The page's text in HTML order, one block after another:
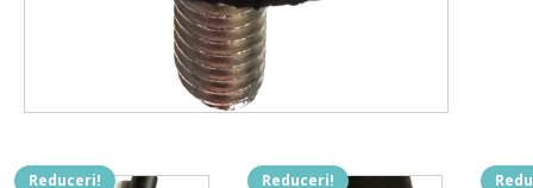
Reduceri! Reduceri!